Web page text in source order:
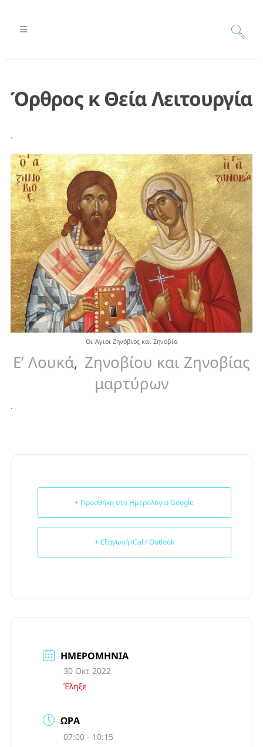
Όρθρος κ Θεία Λειτουργία
.
Οι Άγιοι Ζηνόβιος και Ζηνοβία
Ε’ Λουκά, Ζηνοβίου και Ζηνοβίας
μαρτύρων
.
+ Προσθήκη στο Ημερολόγιο Google
+ Εξαγωγή iCal / Outlook
ΗΜΕΡΟΜΗΝΊΑ
30 Οκτ 2022
Έληξε
ΏΡΑ
07:00 - 10:15